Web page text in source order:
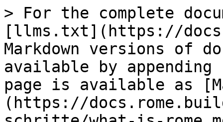
> For the complete
[llms.txt](https://
Markdown versions of
available by
page is available as
(https://